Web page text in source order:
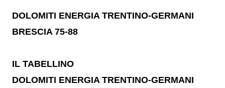
DOLOMITI ENERGIA TRENTINO-GERMANI
BRESCIA 75-88
IL TABELLINO
DOLOMITI ENERGIA TRENTINO-GERMANI